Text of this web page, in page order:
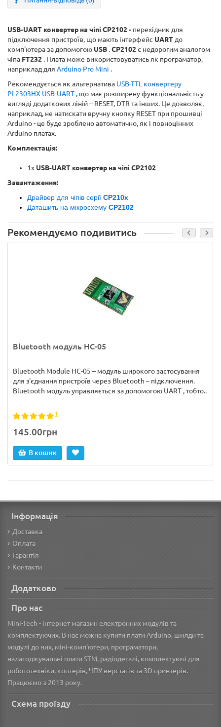
USB-UART конвертер на чіпі CP2102- перехідник для
підключення пристроїв, що мають інтерфейс UART до
комп'ютера за допомогою USB .CP2102є недорогим аналогом
чіпа FT232 . Плата може використовуватись як програматор,
наприклад для Arduino Pro Mini .
Рекомендується як альтернатива USB-TTL конвертеру
PL2303HX USB-UART , що має розширену функціональність у
вигляді додаткових ліній – RESET, DTR та інших. Це дозволяє,
наприклад, не натискати вручну кнопку RESET при прошивці
Arduino - це буде зроблено автоматично, як і повноцінних
Arduino платах.
Комплектація:
1х USB-UART конвертер на чіпі CP2102
Завантаження:
Драйвер для чіпів серії CP210x
Даташить на мікросхему CP2102
Рекомендуємо подивитись
Bluetooth модуль HC-05
Bluetooth Module HC-05 – модуль широкого застосування
для з'єднання пристроїв через Bluetooth – підключення.
Bluetooth модуль управляється за допомогою UART , тобто..
1
145.00грн
В кошик
Інформація
Доставка
Оплата
Гарантія
Контакти
Додатково
Про нас
Mini-Tech - інтернет магазин електронних модулів та
комплектуючих. В нас можна купити плати Arduino, шилди та
модулі до них, міні-комп'ютери, програматори,
налагоджувальні плати STM, радіодеталі, комплектуючі для
робототехніки, коптерів, ЧПУ верстатів та 3D принтерів.
Працюємо з 2013 року.
Схема проїзду